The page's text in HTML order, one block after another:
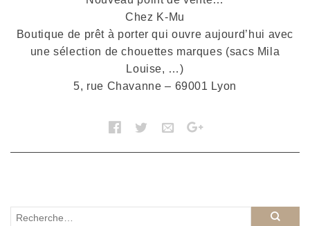
Chez K-Mu
Boutique de prêt à porter qui ouvre aujourd’hui avec
une sélection de chouettes marques (sacs Mila
Louise, …)
5, rue Chavanne – 69001 Lyon